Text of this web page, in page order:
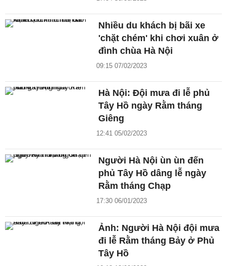
Nhiều du khách bị bãi xe
'chặt chém' khi chơi xuân ở
đình chùa Hà Nội
09:15 07/02/2023
Hà Nội: Đội mưa đi lễ phủ
Tây Hồ ngày Rằm tháng
Giêng
12:41 05/02/2023
Người Hà Nội ùn ùn đến
phủ Tây Hồ dâng lễ ngày
Rằm tháng Chạp
17:30 06/01/2023
Ảnh: Người Hà Nội đội mưa
đi lễ Rằm tháng Bảy ở Phủ
Tây Hồ